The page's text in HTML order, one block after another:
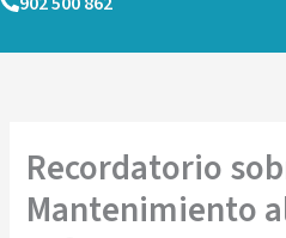
Ir
Recordatorio
Mantenimiento